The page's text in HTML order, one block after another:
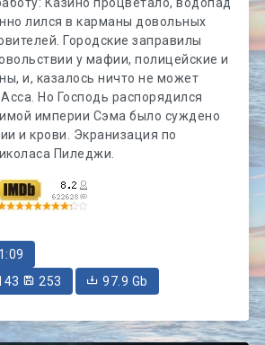
лился в карманы довольных
Городские заправилы
у мафии, полицейские и
и, казалось ничто не может
Но Господь распорядился
империи Сэма было суждено
и крови. Экранизация по
Пиледжи.
253
97.9 Gb